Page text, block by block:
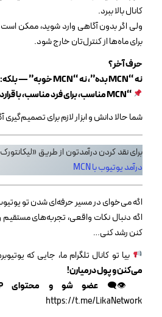
کانال بالا ببرد.
ولی اگر بدون آگاهی وارد شوید، ممکن
برای ماه‌ها از کنترل‌تان خارج شود.
حرف آخر؟
نه“MCN بده”، نه“MCN خوبه” — بلکه:
“MCN
مناسب، برای فرد مناسب، با
شما حالا دانش و ابزار لازم برای تصمیم‌گیری
برای نقد کردن درآمدتون از طریق
درآمد یوتیوب با MCN
اگه می‌خوای در مسیر حرفه‌ای شدن تو
اگه دنبال نکات واقعی، تجربه‌های
کنن رشد کنی…
بیا تو کانال تلگرام ما، جایی که
می‌کنن و پول درمیارن!
👁‍🗨 عضو شو و محتوای VIP رو از دست نده:
https://t.me/LikaNetwork